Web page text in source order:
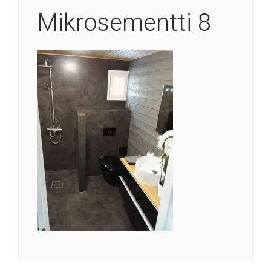
Mikrosementti 8